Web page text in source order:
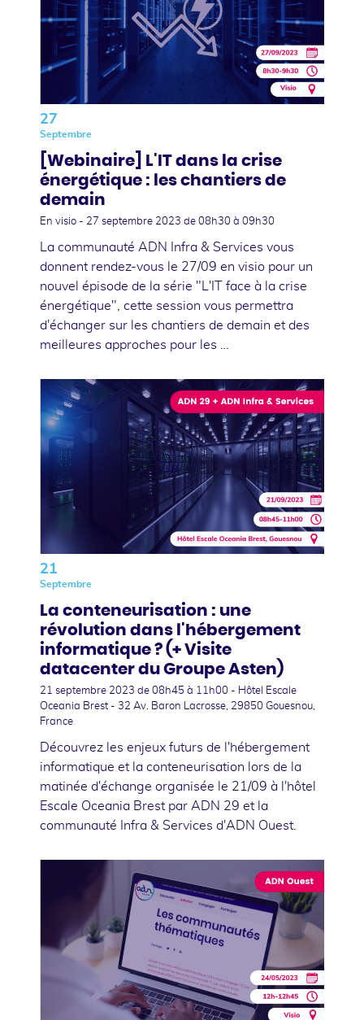
27
Septembre
[Webinaire] L'IT dans la crise
énergétique : les chantiers de
demain
En visio - 27 septembre 2023 de 08h30 à 09h30
La communauté ADN Infra & Services vous
donnent rendez-vous le 27/09 en visio pour un
nouvel épisode de la série "L'IT face à la crise
énergétique", cette session vous permettra
d'échanger sur les chantiers de demain et des
meilleures approches pour les …
21
Septembre
La conteneurisation : une
révolution dans l'hébergement
informatique ? (+ Visite
datacenter du Groupe Asten)
21 septembre 2023 de 08h45 à 11h00 - Hôtel Escale
Oceania Brest - 32 Av. Baron Lacrosse, 29850 Gouesnou,
France
Découvrez les enjeux futurs de l'hébergement
informatique et la conteneurisation lors de la
matinée d'échange organisée le 21/09 à l'hôtel
Escale Oceania Brest par ADN 29 et la
communauté Infra & Services d'ADN Ouest.